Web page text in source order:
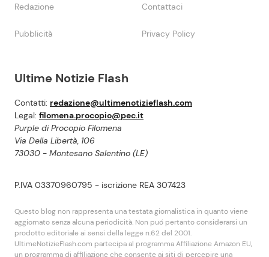
Ultime Notizie Flash
Contatti: redazione@ultimenotizieflash.com
Legal: filomena.procopio@pec.it
Purple di Procopio Filomena
Via Della Libertà, 106
73030 - Montesano Salentino (LE)
P.IVA 03370960795 - iscrizione REA 307423
Questo blog non rappresenta una testata giornalistica in quanto viene
aggiornato senza alcuna periodicità. Non puó pertanto considerarsi un
prodotto editoriale ai sensi della legge n.62 del 2001.
UltimeNotizieFlash.com partecipa al programma Affiliazione Amazon EU,
un programma di affiliazione che consente ai siti di percepire una
Redazione Contattaci
Pubblicità Privacy Policy